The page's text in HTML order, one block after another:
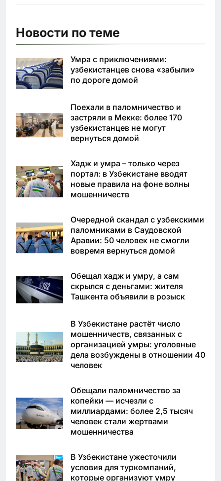
Новости по теме
Умра с приключениями:
узбекистанцев снова «забыли»
по дороге домой
Поехали в паломничество и
застряли в Мекке: более 170
узбекистанцев не могут
вернуться домой
Хадж и умра – только через
портал: в Узбекистане вводят
новые правила на фоне волны
мошенничеств
Очередной скандал с узбекскими
паломниками в Саудовской
Аравии: 50 человек не смогли
вовремя вернуться домой
Обещал хадж и умру, а сам
скрылся с деньгами: жителя
Ташкента объявили в розыск
В Узбекистане растёт число
мошенничеств, связанных с
организацией умры: уголовные
дела возбуждены в отношении 40
человек
Обещали паломничество за
копейки — исчезли с
миллиардами: более 2,5 тысяч
человек стали жертвами
мошенничества
В Узбекистане ужесточили
условия для туркомпаний,
которые организуют умру